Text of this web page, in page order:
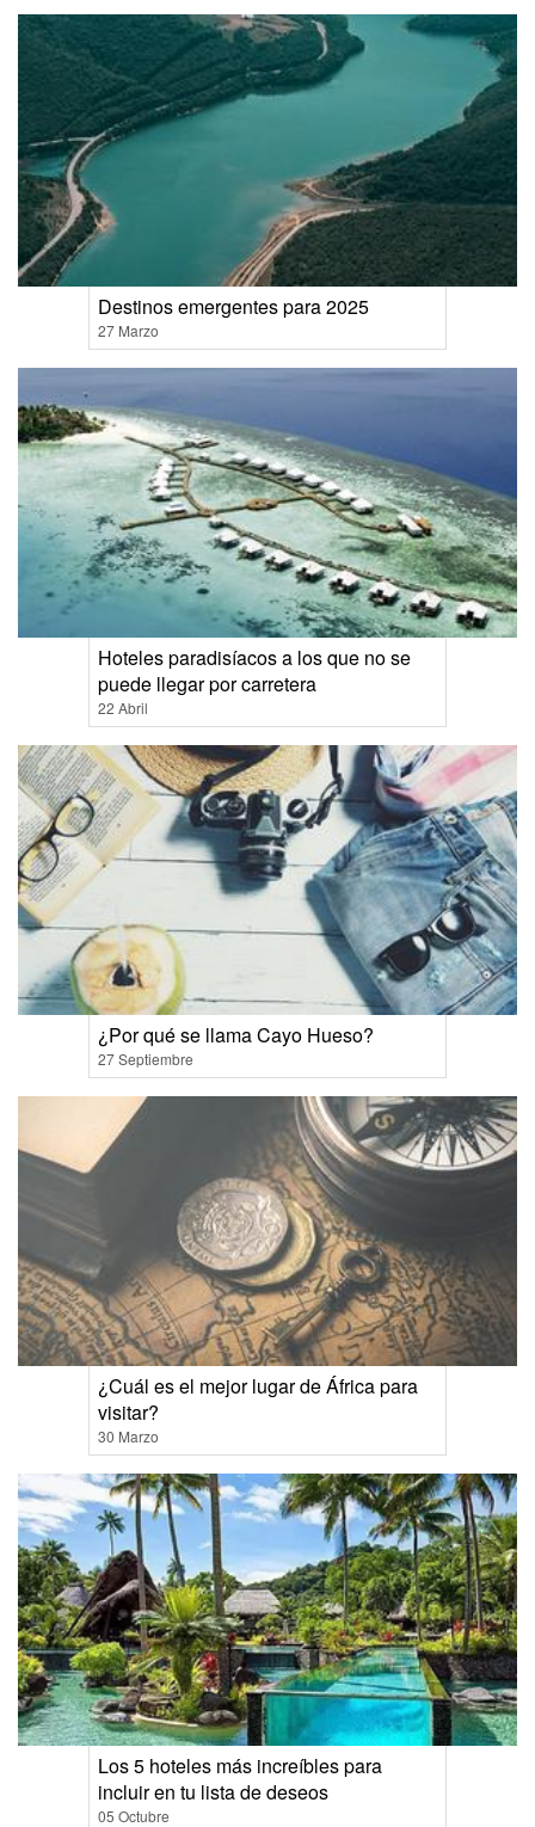
Destinos emergentes para 2025
27 Marzo
Hoteles paradisíacos a los que no se
puede llegar por carretera
22 Abril
¿Por qué se llama Cayo Hueso?
27 Septiembre
¿Cuál es el mejor lugar de África para
visitar?
30 Marzo
Los 5 hoteles más increíbles para
incluir en tu lista de deseos
05 Octubre